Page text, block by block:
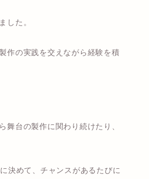
した。
作の実践を交えながら経験を積
舞台の製作に関わり続けたり、
決めて、チャンスがあるたびに